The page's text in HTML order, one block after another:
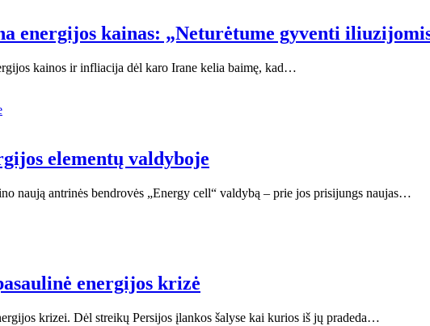
energijos kainas: „Neturėtume gyventi
kainos ir infliacija dėl karo Irane kelia baimę, kad…
elementų valdyboje
naują antrinės bendrovės „Energy cell“ valdybą – prie jos prisijungs naujas…
energijos krizė
krizei. Dėl streikų Persijos įlankos šalyse kai kurios iš jų pradeda…